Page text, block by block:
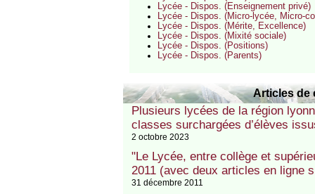
Lycée - Dispos. (Enseignement privé)
Lycée - Dispos. (Micro-lycée, Micro-
Lycée - Dispos. (Mérite, Excellence)
Lycée - Dispos. (Mixité sociale)
Lycée - Dispos. (Positions)
Lycée - Dispos. (Parents)
Articles de
Plusieurs lycées de la région
classes surchargées d’élèves
2 octobre 2023
"Le Lycée, entre collège et
2011 (avec deux articles en ligne
31 décembre 2011